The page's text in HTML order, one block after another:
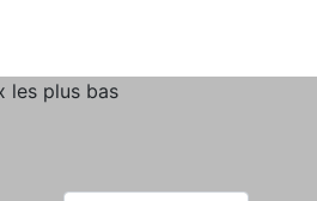
les plus bas